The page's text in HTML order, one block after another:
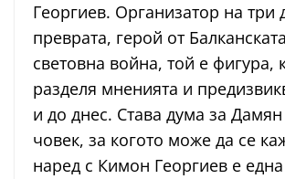
Георгиев. Организатор на три
преврата, герой от
световна война, той е фигура,
разделя мненията и
и до днес. Става дума за
човек, за когото може да се
наред с Кимон Георгиев е